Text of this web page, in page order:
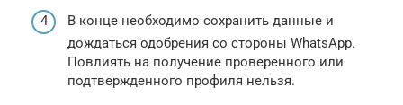
В конце необходимо сохранить данные и
дождаться одобрения со стороны WhatsApp.
Повлиять на получение проверенного или
подтвержденного профиля нельзя.